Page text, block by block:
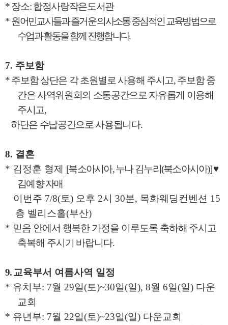
*장소:합정사랑작은도서관
*원어민교사들과 즐거운 의사소통 중심적인 교육방법으로
수업과 활동을 함께 진행합니다.
7. 주보함
*주보함 상단은 각 초원별로 사용해 주시고,주보함 중
간은 사역위원회의 소통공간으로 자유롭게 이용해
주시고,
하단은 수납공간으로 사용됩니다.
8. 결혼
* 김정훈 형제 [북소아시아,누나 김누리(북소아시아)]♥
김예향 자매
이번주 7/8(토) 오후 2시 30분, 목화웨딩컨벤션 15
층 벨리스홀(부산)
* 믿음 안에서 행복한 가정을 이루도록 축하해 주시고
축복해 주시기 바랍니다.
9. 교육부서 여름사역 일정
* 유치부: 7월 29일(토)~30일(일), 8월 6일(일) 다운
교회
* 유년부: 7월 22일(토)~23일(일) 다운교회